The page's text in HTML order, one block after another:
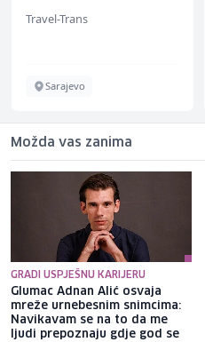
Travel-Trans
Sarajevo
Možda vas zanima
GRADI USPJEŠNU KARIJERU
Glumac Adnan Alić osvaja
mreže urnebesnim snimcima:
Navikavam se na to da me
ljudi prepoznaju gdje god se